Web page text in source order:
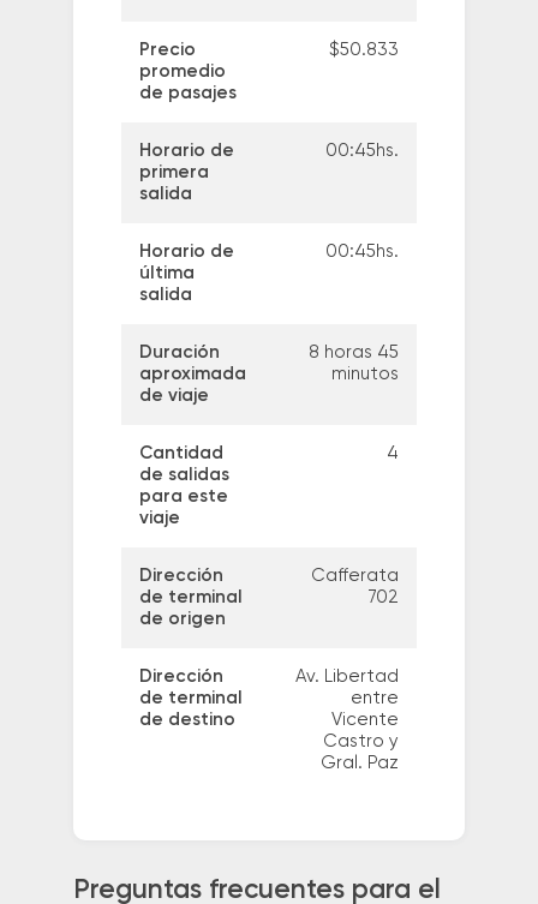
Precio
promedio
de pasajes
$50.833
Horario de
primera
salida
00:45hs.
Horario de
última
salida
00:45hs.
Duración
aproximada
de viaje
8 horas 45
minutos
Cantidad
de salidas
para este
viaje
4
Dirección
de terminal
de origen
Cafferata
702
Dirección
de terminal
de destino
Av. Libertad
entre
Vicente
Castro y
Gral. Paz
Preguntas frecuentes para el